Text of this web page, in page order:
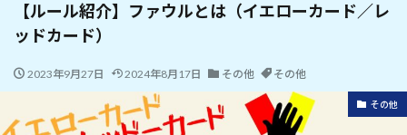
【ルール紹介】ファウルとは（イエローカード／レ
ッドカード）
2023年9月27日 2024年8月17日 その他 その他
その他